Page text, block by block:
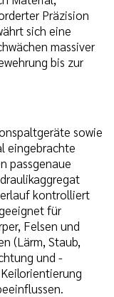
Präzision
sich eine
massiver
bis zur
sowie
eingebrachte
passgenaue
kontrolliert
für
Felsen und
(Lärm, Staub,
und -